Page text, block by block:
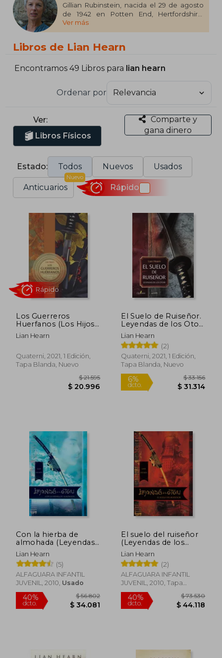
Gillian Rubinstein, nacida el 29 de agosto
de 1942 en Potten End, Hertfordshire,
Inglaterra, es una autora prolífica conocida
por su obra literaria bajo el seudónimo Lian
Rubinstein se dedicó a la escritura,
fantástica.​
Bajo el nombre de Lian Hearn, su serie más
reconocida es "Leyendas de los Otori",
ambientada en un mundo ficticio inspirado
Ver más
Libros de Lian Hearn
Encontramos 49 Libros para lian hearn
Ordenar por
Ver:
Libros Físicos
Comparte y
gana dinero
Estado: Todos Nuevos Usados
Anticuarios
Nuevo
Rápido
Los Guerreros
Huerfanos (Los Hijos
de los Otori i)
Lian Hearn
Quaterni, 2021, 1 Edición,
Tapa Blanda, Nuevo
$ 20.996
El Suelo de Ruiseñor.
Leyendas de los Otori
1Lian Hearn
(2)
Quaterni, 2021, 1 Edición,
Tapa Blanda, Nuevo
6%
dcto.
Con la hierba de
almohada (Leyendas
de los Otori 2)
Lian Hearn
(5)
ALFAGUARA INFANTIL
JUVENIL, 2010, Usado
El suelo del ruiseñor
(Leyendas de los
Otori 1)
Lian Hearn
(2)
ALFAGUARA INFANTIL
JUVENIL, 2010, Tapa
Blanda,Usado